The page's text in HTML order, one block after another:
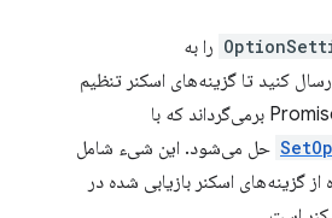
را به
کنید تا گزینه‌های اسکنر تنظیم
حل می‌شود. این شیء شامل
گزینه‌های اسکنر بازیابی شده در